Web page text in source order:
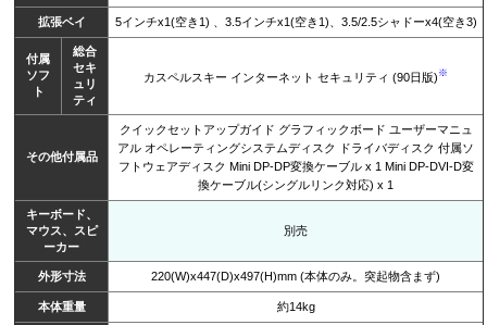
拡張ベイ 5インチx1(空き1) 、3.5インチx1(空き1)、3.5/2.5シャドーx4(空き3)
付属
ソフ
ト
総合
セキ
ュリ
ティ
カスペルスキー インターネット セキュリティ (90日版) ※
その他付属品
クイックセットアップガイド グラフィックボード ユーザーマニュ
アル オペレーティングシステムディスク ドライバディスク 付属ソ
フトウェアディスク Mini DP-DP変換ケーブル x 1 Mini DP-DVI-D変
換ケーブル(シングルリンク対応) x 1
キーボード、
マウス、スピ
ーカー
別売
外形寸法 220(W)x447(D)x497(H)mm (本体のみ。突起物含まず)
本体重量 約14kg